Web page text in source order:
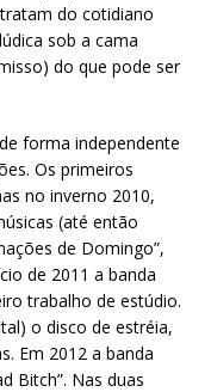
do cotidiano
sob a cama
do que pode ser
forma independente
Os primeiros
no inverno 2010,
(até então
de Domingo”,
de 2011 a banda
trabalho de estúdio.
o disco de estréia,
Em 2012 a banda
Bitch”. Nas duas